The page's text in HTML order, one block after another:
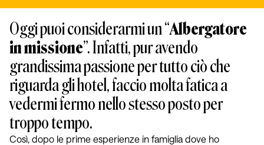
Oggi puoi considerarmi un “Albergatore
in missione”. Infatti, pur avendo
grandissima passione per tutto ciò che
riguarda gli hotel, faccio molta fatica a
vedermi fermo nello stesso posto per
troppo tempo.
Così, dopo le prime esperienze in famiglia dove ho